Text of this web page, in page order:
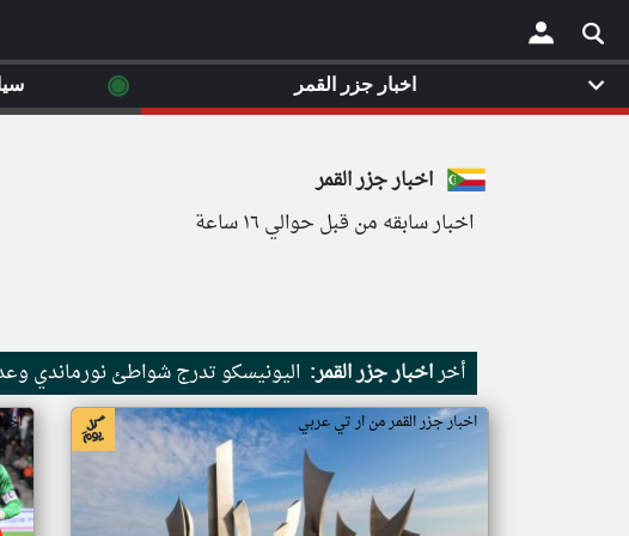
×
اخبار جزر القمر
اخبار سابقه من قبل حوالي ١٦ ساعة
أخراخبار جزر القمر: اليونيسكو تدرج شواطئ نورماندي
اخبار جزر القمر من ار تي عربي
اخبار جزر القمر ◉